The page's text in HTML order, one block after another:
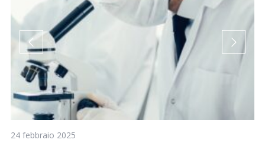
24 febbraio 2025